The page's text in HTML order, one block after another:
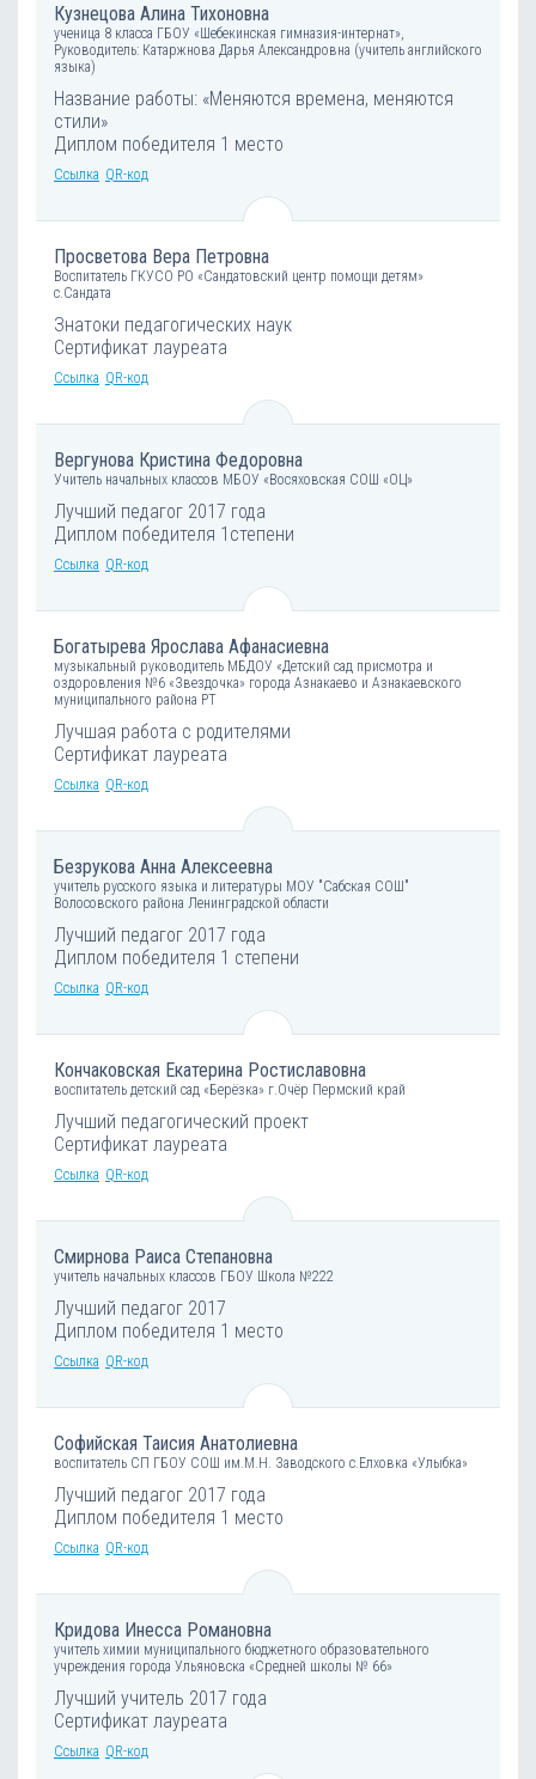
Кузнецова Алина Тихоновна
ученица 8 класса ГБОУ «Шебекинская гимназия-интернат»,
Руководитель: Катаржнова Дарья Александровна (учитель английского
языка)
Название работы: «Меняются времена, меняются
стили»
Диплом победителя 1 место
Ссылка QR-код
Просветова Вера Петровна
Воспитатель ГКУСО РО «Сандатовский центр помощи детям»
с.Сандата
Знатоки педагогических наук
Сертификат лауреата
Ссылка QR-код
Вергунова Кристина Федоровна
Учитель начальных классов МБОУ «Восяховская СОШ «ОЦ»
Лучший педагог 2017 года
Диплом победителя 1степени
Ссылка QR-код
Богатырева Ярослава Афанасиевна
музыкальный руководитель МБДОУ «Детский сад присмотра и
оздоровления №6 «Звездочка» города Азнакаево и Азнакаевского
муниципального района РТ
Лучшая работа с родителями
Сертификат лауреата
Ссылка QR-код
Безрукова Анна Алексеевна
учитель русского языка и литературы МОУ "Сабская СОШ"
Волосовского района Ленинградской области
Лучший педагог 2017 года
Диплом победителя 1 степени
Ссылка QR-код
Кончаковская Екатерина Ростиславовна
воспитатель детский сад «Берёзка» г.Очёр Пермский край
Лучший педагогический проект
Сертификат лауреата
Ссылка QR-код
Смирнова Раиса Степановна
учитель начальных классов ГБОУ Школа №222
Лучший педагог 2017
Диплом победителя 1 место
Ссылка QR-код
Софийская Таисия Анатолиевна
воспитатель СП ГБОУ СОШ им.М.Н. Заводского с.Елховка «Улыбка»
Лучший педагог 2017 года
Диплом победителя 1 место
Ссылка QR-код
Кридова Инесса Романовна
учитель химии муниципального бюджетного образовательного
учреждения города Ульяновска «Средней школы № 66»
Лучший учитель 2017 года
Сертификат лауреата
Ссылка QR-код